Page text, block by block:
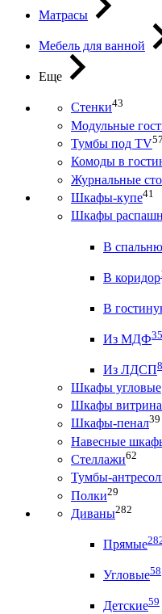
Матрасы
Мебель для ванной
Еще
Стенки43
Модульные
Тумбы под ТV57
Комоды в
Журнальные
Шкафы-купе41
Шкафы
В спальню
В коридор
В
Из МДФ35
Из ЛДСП
Шкафы угловые
Шкафы витрина
Шкафы-пенал39
Навесные
Стеллажи62
Тумбы-
Полки29
Диваны282
Прямые
Угловые58
Детские59